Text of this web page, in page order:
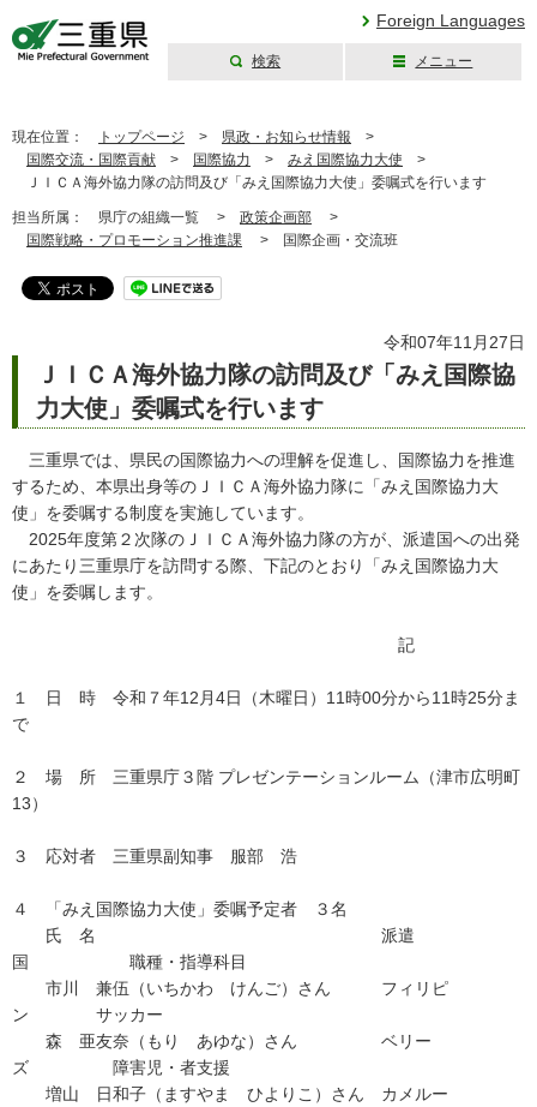
Foreign Languages
検索 メニュー
現在位置： トップページ > 県政・お知らせ情報 >
国際交流・国際貢献 > 国際協力 > みえ国際協力大使 >
ＪＩＣＡ海外協力隊の訪問及び「みえ国際協力大使」委嘱式を行います
担当所属： 県庁の組織一覧 > 政策企画部 >
国際戦略・プロモーション推進課 > 国際企画・交流班
令和07年11月27日
ＪＩＣＡ海外協力隊の訪問及び「みえ国際協
力大使」委嘱式を行います
三重県では、県民の国際協力への理解を促進し、国際協力を推進
するため、本県出身等のＪＩＣＡ海外協力隊に「みえ国際協力大
使」を委嘱する制度を実施しています。
2025年度第２次隊のＪＩＣＡ海外協力隊の方が、派遣国への出発
にあたり三重県庁を訪問する際、下記のとおり「みえ国際協力大
使」を委嘱します。
記
１ 日 時 令和７年12月4日（木曜日）11時00分から11時25分ま
で
２ 場 所 三重県庁３階 プレゼンテーションルーム（津市広明町
13）
３ 応対者 三重県副知事 服部 浩
４ 「みえ国際協力大使」委嘱予定者 ３名
氏 名 派遣
国 職種・指導科目
市川 兼伍（いちかわ けんご）さん フィリピ
ン サッカー
森 亜友奈（もり あゆな）さん ベリー
ズ 障害児・者支援
増山 日和子（ますやま ひよりこ）さん カメルー